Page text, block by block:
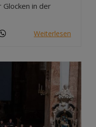
Glocken in der
Weiterlesen